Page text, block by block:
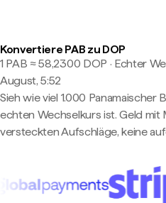
Konvertiere PAB zu DOP
1 PAB ≈ 58,2300 DOP · Echter
August, 5:52
Sieh wie viel 1.000 Panamaischer
echten Wechselkurs ist. Geld
versteckten Aufschläge, keine